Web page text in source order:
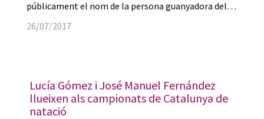
públicament el nom de la persona guanyadora del…
26/07/2017
Lucía Gómez i José Manuel Fernández
llueixen als campionats de Catalunya de
natació